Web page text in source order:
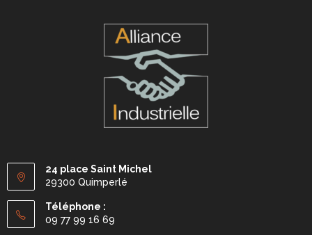
24 place Saint Michel
29300 Quimperlé
Téléphone :
09 77 99 16 69